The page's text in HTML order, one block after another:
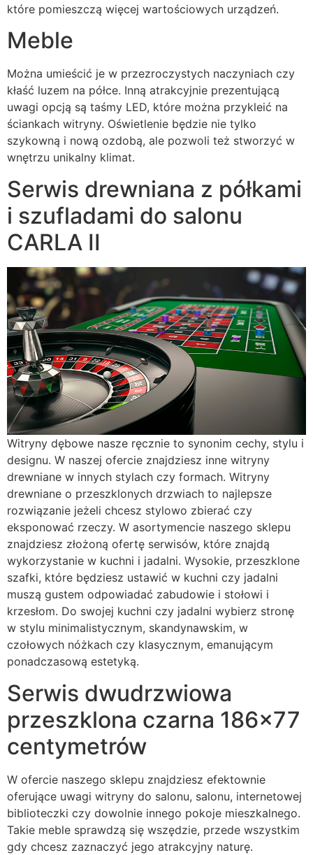
które pomieszczą więcej wartościowych urządzeń.
Meble
Można umieścić je w przezroczystych naczyniach czy
kłaść luzem na półce. Inną atrakcyjnie prezentującą
uwagi opcją są taśmy LED, które można przykleić na
ściankach witryny. Oświetlenie będzie nie tylko
szykowną i nową ozdobą, ale pozwoli też stworzyć w
wnętrzu unikalny klimat.
Serwis drewniana z półkami
i szufladami do salonu
CARLA II
Witryny dębowe nasze ręcznie to synonim cechy, stylu i
designu. W naszej ofercie znajdziesz inne witryny
drewniane w innych stylach czy formach. Witryny
drewniane o przeszklonych drzwiach to najlepsze
rozwiązanie jeżeli chcesz stylowo zbierać czy
eksponować rzeczy. W asortymencie naszego sklepu
znajdziesz złożoną ofertę serwisów, które znajdą
wykorzystanie w kuchni i jadalni. Wysokie, przeszklone
szafki, które będziesz ustawić w kuchni czy jadalni
muszą gustem odpowiadać zabudowie i stołowi i
krzesłom. Do swojej kuchni czy jadalni wybierz stronę
w stylu minimalistycznym, skandynawskim, w
czołowych nóżkach czy klasycznym, emanującym
ponadczasową estetyką.
Serwis dwudrzwiowa
przeszklona czarna 186×77
centymetrów
W ofercie naszego sklepu znajdziesz efektownie
oferujące uwagi witryny do salonu, salonu, internetowej
biblioteczki czy dowolnie innego pokoje mieszkalnego.
Takie meble sprawdzą się wszędzie, przede wszystkim
gdy chcesz zaznaczyć jego atrakcyjny naturę.